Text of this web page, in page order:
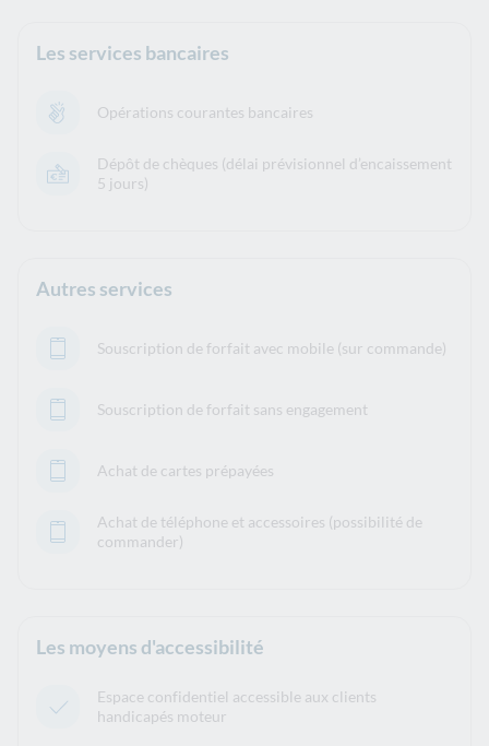
Les services bancaires
Opérations courantes bancaires
Dépôt de chèques (délai prévisionnel d’encaissement
5 jours)
Autres services
Souscription de forfait avec mobile (sur commande)
Souscription de forfait sans engagement
Achat de cartes prépayées
Achat de téléphone et accessoires (possibilité de
commander)
Les moyens d'accessibilité
Espace confidentiel accessible aux clients
handicapés moteur